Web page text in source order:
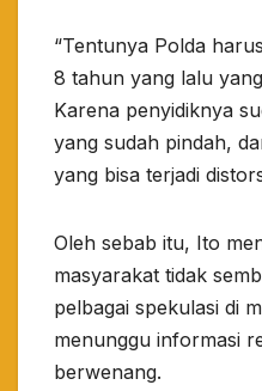
“Tentunya Polda
8 tahun yang lalu
Karena penyidiknya
yang sudah pindah,
yang bisa terjadi
Oleh sebab itu, Ito
masyarakat tidak
pelbagai spekulasi di
menunggu informasi
berwenang.